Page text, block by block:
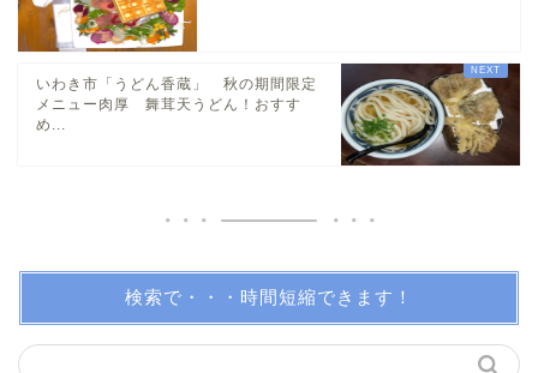
いわき市「うどん香蔵」 秋の期間限定
メニュー肉厚 舞茸天うどん！おすす
め...
検索で・・・時間短縮できます！
日帰り温泉
伝説・歴史
アイディアグッズ
トレンディー